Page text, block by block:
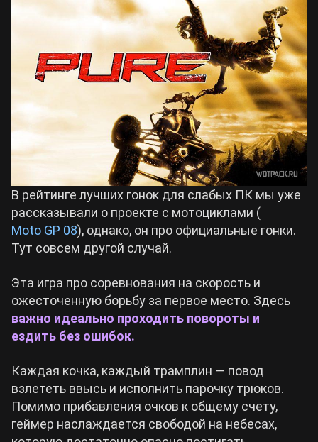
В рейтинге лучших гонок для слабых ПК мы уже
рассказывали о проекте с мотоциклами (
Moto GP 08), однако, он про официальные гонки.
Тут совсем другой случай.
Эта игра про соревнования на скорость и
ожесточенную борьбу за первое место. Здесь
важно идеально проходить повороты и
ездить без ошибок.
Каждая кочка, каждый трамплин — повод
взлететь ввысь и исполнить парочку трюков.
Помимо прибавления очков к общему счету,
геймер наслаждается свободой на небесах,